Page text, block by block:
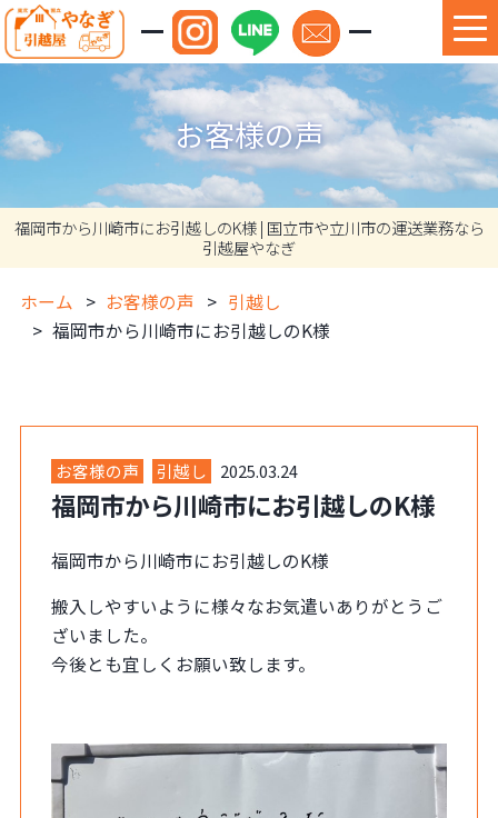
お客様の声
福岡市から川崎市にお引越しのK様 | 国立市や立川市の運送業務なら
引越屋やなぎ
ホーム お客様の声
引越し
福岡市から川崎市にお引越しのK様
お客様の声 引越し 2025.03.24
福岡市から川崎市にお引越しのK様
福岡市から川崎市にお引越しのK様
搬入しやすいように様々なお気遣いありがとうご
ざいました。
今後とも宜しくお願い致します。